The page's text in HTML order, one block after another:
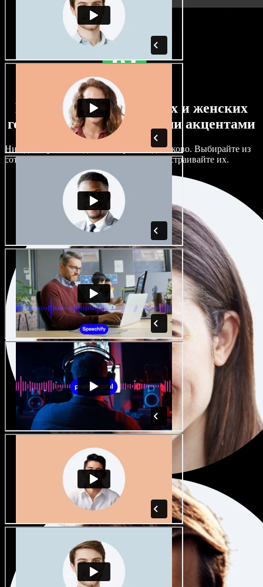
Большой выбор мужских и женских
голосов с самыми разными акцентами
Ни один проект не должен звучать одинаково. Выбирайте из
сотен ИИ‑голосов и акцентов и тонко настраивайте их.